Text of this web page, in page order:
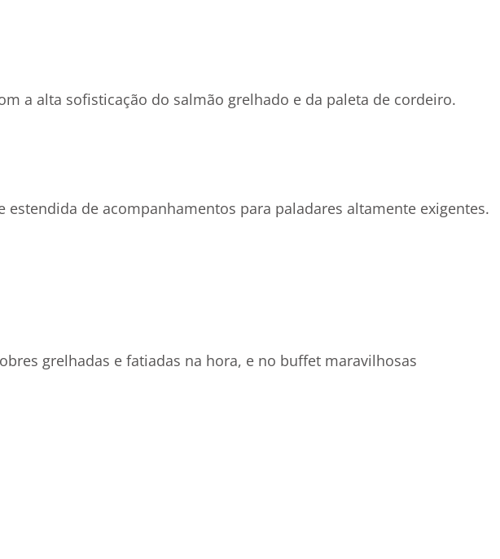
a alta sofisticação do salmão grelhado e da paleta de cordeiro.
de acompanhamentos para paladares altamente exigentes.
grelhadas e fatiadas na hora, e no buffet maravilhosas